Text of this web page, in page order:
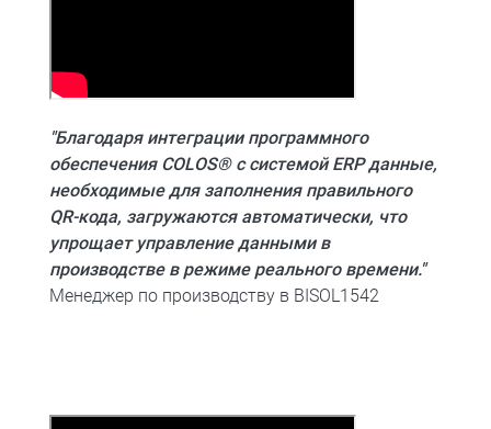
"Благодаря интеграции программного
обеспечения COLOS® с системой ERP данные,
необходимые для заполнения правильного
QR-кода, загружаются автоматически, что
упрощает управление данными в
производстве в режиме реального времени."
Менеджер по производству в BISOL1542